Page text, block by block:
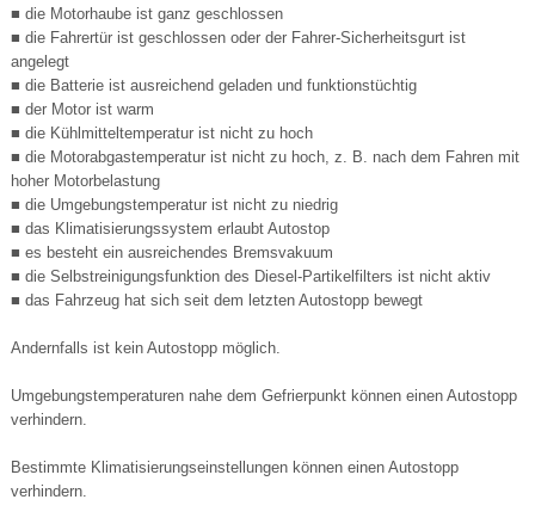
■ die Motorhaube ist ganz geschlossen
■ die Fahrertür ist geschlossen oder der Fahrer-Sicherheitsgurt ist
angelegt
■ die Batterie ist ausreichend geladen und funktionstüchtig
■ der Motor ist warm
■ die Kühlmitteltemperatur ist nicht zu hoch
■ die Motorabgastemperatur ist nicht zu hoch, z. B. nach dem Fahren mit
hoher Motorbelastung
■ die Umgebungstemperatur ist nicht zu niedrig
■ das Klimatisierungssystem erlaubt Autostop
■ es besteht ein ausreichendes Bremsvakuum
■ die Selbstreinigungsfunktion des Diesel-Partikelfilters ist nicht aktiv
■ das Fahrzeug hat sich seit dem letzten Autostopp bewegt
Andernfalls ist kein Autostopp möglich.
Umgebungstemperaturen nahe dem Gefrierpunkt können einen Autostopp
verhindern.
Bestimmte Klimatisierungseinstellungen können einen Autostopp
verhindern.